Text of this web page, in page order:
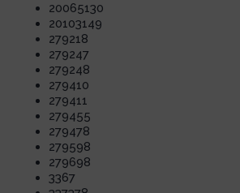
20065130
20103149
279218
279247
279248
279410
279411
279455
279478
279598
279698
3367